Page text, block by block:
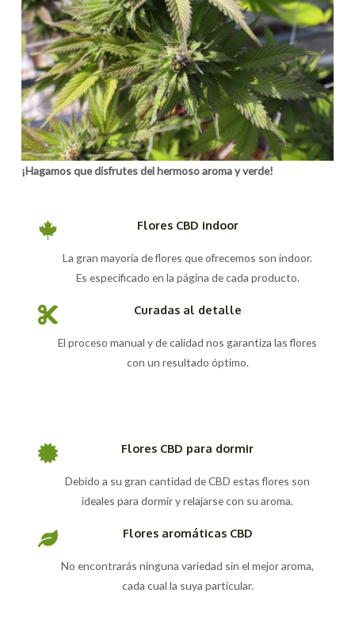
¡Hagamos que disfrutes del hermoso aroma y verde!
Flores CBD indoor
La gran mayoría de flores que ofrecemos son indoor.
Es especificado en la página de cada producto.
Curadas al detalle
El proceso manual y de calidad nos garantiza las flores
con un resultado óptimo.
Flores CBD para dormir
Debido a su gran cantidad de CBD estas flores son
ideales para dormir y relajarse con su aroma.
Flores aromáticas CBD
No encontrarás ninguna variedad sin el mejor aroma,
cada cual la suya particular.